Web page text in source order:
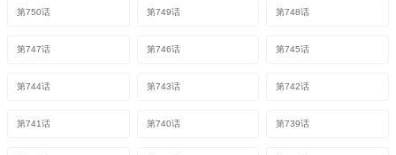
第750话 第749话 第748话
第747话 第746话 第745话
第744话 第743话 第742话
第741话 第740话 第739话